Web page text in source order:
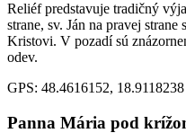
Reliéf predstavuje tradičný
strane, sv. Ján na pravej
Kristovi. V pozadí sú
odev.
GPS: 48.4616152, 18.9118238
Panna Mária pod